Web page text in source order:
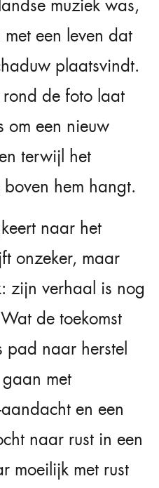
muziek was,
een leven dat
plaatsvindt.
de foto laat
om een nieuw
terwijl het
hem hangt.
naar het
onzeker, maar
zijn verhaal is nog
de toekomst
pad naar herstel
met
en een
naar rust in een
moeilijk met rust